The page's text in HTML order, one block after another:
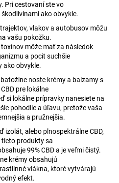
Pri cestovaní ste vo
ako obvykle.
vlakov a autobusov môžu
vašu pokožku.
môže mať za následok
a pocit suchšie
ako obvykle.
noste krémy a balzamy s
pre lokálne
si lokálne prípravky nanesiete na
pohodlie a úľavu, pretože vaša
a pružnejšia.
izolát, alebo plnospektrálne CBD,
tieto produkty sa
99% CBD a je veľmi čistý.
krémy obsahujú
vlákna, ktoré vytvárajú
efekt.